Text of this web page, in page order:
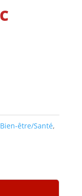
€.
Bien-être/Santé,